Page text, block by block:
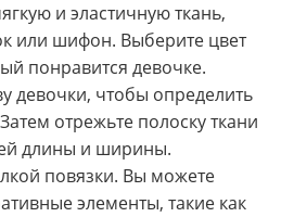
и эластичную ткань,
или шифон. Выберите цвет
понравится девочке.
девочки, чтобы определить
отрежьте полоску ткани
длины и ширины.
повязки. Вы можете
элементы, такие как